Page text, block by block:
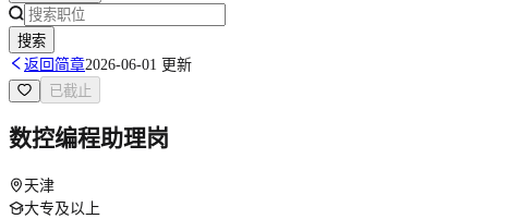
搜索
返回简章2026-06-01 更新
已截止
数控编程助理岗
天津
大专及以上